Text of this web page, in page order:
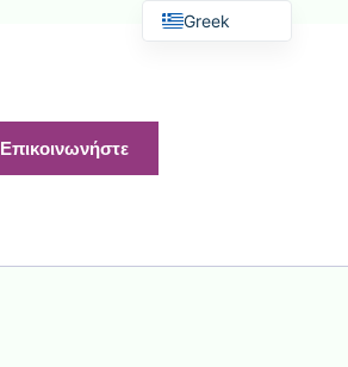
Επικοινωνήστε
Greek